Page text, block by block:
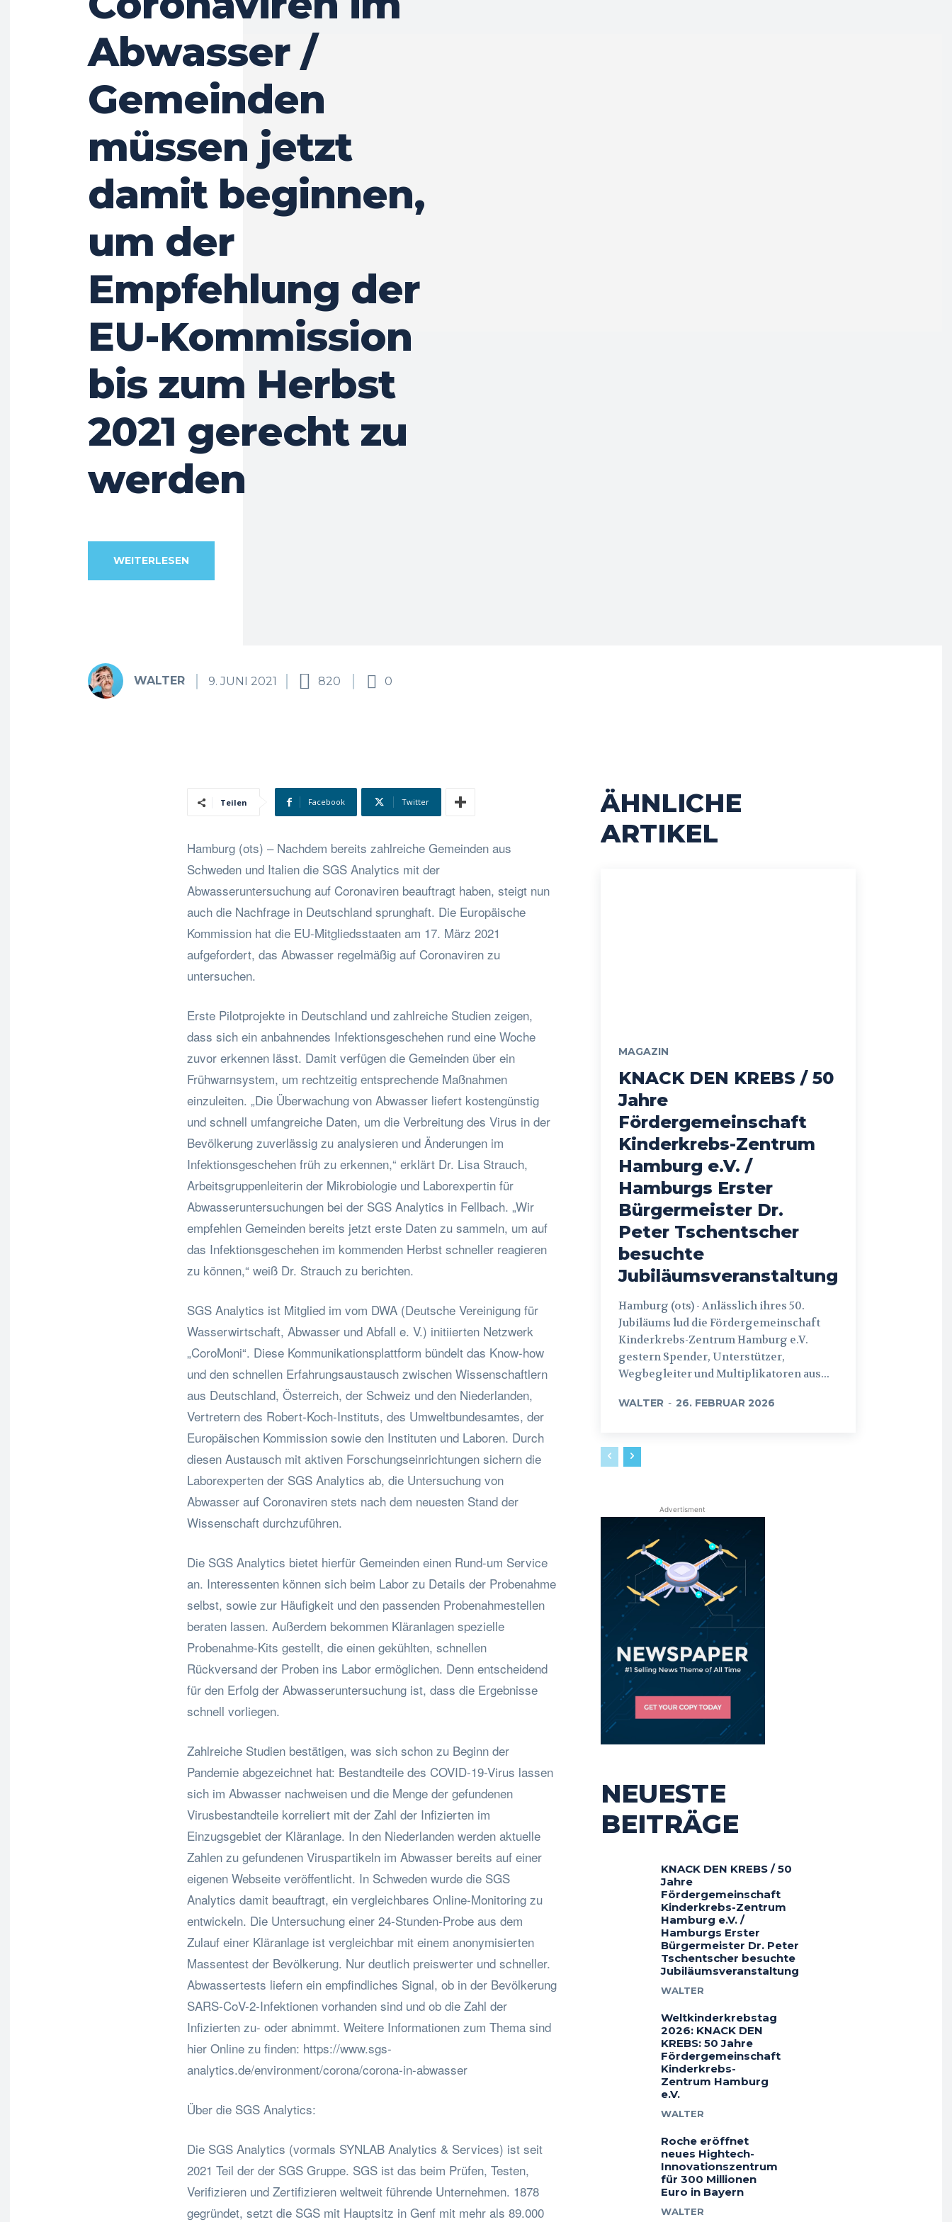
Abwasser /
Gemeinden
müssen jetzt
damit beginnen,
um der
Empfehlung der
EU-Kommission
bis zum Herbst
2021 gerecht zu
werden
WEITERLESEN
WALTER 9. JUNI 2021 820 0
Teilen Facebook Twitter
Hamburg (ots) – Nachdem bereits zahlreiche Gemeinden aus
Schweden und Italien die SGS Analytics mit der
Abwasseruntersuchung auf Coronaviren beauftragt haben, steigt nun
auch die Nachfrage in Deutschland sprunghaft. Die Europäische
Kommission hat die EU-Mitgliedsstaaten am 17. März 2021
aufgefordert, das Abwasser regelmäßig auf Coronaviren zu
untersuchen.
Erste Pilotprojekte in Deutschland und zahlreiche Studien zeigen,
dass sich ein anbahnendes Infektionsgeschehen rund eine Woche
zuvor erkennen lässt. Damit verfügen die Gemeinden über ein
Frühwarnsystem, um rechtzeitig entsprechende Maßnahmen
einzuleiten. „Die Überwachung von Abwasser liefert kostengünstig
und schnell umfangreiche Daten, um die Verbreitung des Virus in der
Bevölkerung zuverlässig zu analysieren und Änderungen im
Infektionsgeschehen früh zu erkennen,“ erklärt Dr. Lisa Strauch,
Arbeitsgruppenleiterin der Mikrobiologie und Laborexpertin für
Abwasseruntersuchungen bei der SGS Analytics in Fellbach. „Wir
empfehlen Gemeinden bereits jetzt erste Daten zu sammeln, um auf
das Infektionsgeschehen im kommenden Herbst schneller reagieren
zu können,“ weiß Dr. Strauch zu berichten.
SGS Analytics ist Mitglied im vom DWA (Deutsche Vereinigung für
Wasserwirtschaft, Abwasser und Abfall e. V.) initiierten Netzwerk
„CoroMoni“. Diese Kommunikationsplattform bündelt das Know-how
und den schnellen Erfahrungsaustausch zwischen Wissenschaftlern
aus Deutschland, Österreich, der Schweiz und den Niederlanden,
Vertretern des Robert-Koch-Instituts, des Umweltbundesamtes, der
Europäischen Kommission sowie den Instituten und Laboren. Durch
diesen Austausch mit aktiven Forschungseinrichtungen sichern die
Laborexperten der SGS Analytics ab, die Untersuchung von
Abwasser auf Coronaviren stets nach dem neuesten Stand der
Wissenschaft durchzuführen.
Die SGS Analytics bietet hierfür Gemeinden einen Rund-um Service
an. Interessenten können sich beim Labor zu Details der Probenahme
selbst, sowie zur Häufigkeit und den passenden Probenahmestellen
beraten lassen. Außerdem bekommen Kläranlagen spezielle
Probenahme-Kits gestellt, die einen gekühlten, schnellen
Rückversand der Proben ins Labor ermöglichen. Denn entscheidend
für den Erfolg der Abwasseruntersuchung ist, dass die Ergebnisse
schnell vorliegen.
Zahlreiche Studien bestätigen, was sich schon zu Beginn der
Pandemie abgezeichnet hat: Bestandteile des COVID-19-Virus lassen
sich im Abwasser nachweisen und die Menge der gefundenen
Virusbestandteile korreliert mit der Zahl der Infizierten im
Einzugsgebiet der Kläranlage. In den Niederlanden werden aktuelle
Zahlen zu gefundenen Viruspartikeln im Abwasser bereits auf einer
eigenen Webseite veröffentlicht. In Schweden wurde die SGS
Analytics damit beauftragt, ein vergleichbares Online-Monitoring zu
entwickeln. Die Untersuchung einer 24-Stunden-Probe aus dem
Zulauf einer Kläranlage ist vergleichbar mit einem anonymisierten
Massentest der Bevölkerung. Nur deutlich preiswerter und schneller.
Abwassertests liefern ein empfindliches Signal, ob in der Bevölkerung
SARS-CoV-2-Infektionen vorhanden sind und ob die Zahl der
Infizierten zu- oder abnimmt. Weitere Informationen zum Thema sind
hier Online zu finden: https://www.sgs-
analytics.de/environment/corona/corona-in-abwasser
Über die SGS Analytics:
Die SGS Analytics (vormals SYNLAB Analytics & Services) ist seit
2021 Teil der der SGS Gruppe. SGS ist das beim Prüfen, Testen,
Verifizieren und Zertifizieren weltweit führende Unternehmen. 1878
gegründet, setzt die SGS mit Hauptsitz in Genf mit mehr als 89.000
ÄHNLICHE
ARTIKEL
MAGAZIN
KNACK DEN KREBS / 50
Jahre
Fördergemeinschaft
Kinderkrebs-Zentrum
Hamburg e.V. /
Hamburgs Erster
Bürgermeister Dr.
Peter Tschentscher
besuchte
Jubiläumsveranstaltung
Hamburg (ots) - Anlässlich ihres 50.
Jubiläums lud die Fördergemeinschaft
Kinderkrebs-Zentrum Hamburg e.V.
gestern Spender, Unterstützer,
Wegbegleiter und Multiplikatoren aus...
WALTER - 26. FEBRUAR 2026
Advertisment
NEUESTE
BEITRÄGE
KNACK DEN KREBS / 50
Jahre
Fördergemeinschaft
Kinderkrebs-Zentrum
Hamburg e.V. /
Hamburgs Erster
Bürgermeister Dr. Peter
Tschentscher besuchte
Jubiläumsveranstaltung
WALTER
Weltkinderkrebstag
2026: KNACK DEN
KREBS: 50 Jahre
Fördergemeinschaft
Kinderkrebs-
Zentrum Hamburg
e.V.
WALTER
Roche eröffnet
neues Hightech-
Innovationszentrum
für 300 Millionen
Euro in Bayern
WALTER